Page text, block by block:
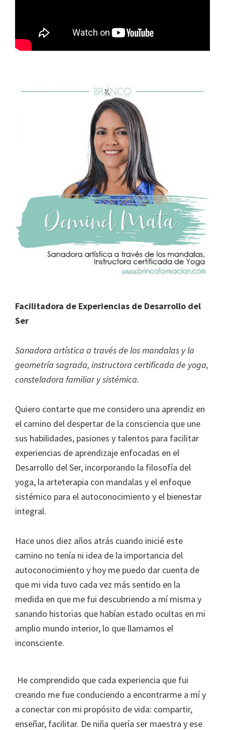
Facilitadora de Experiencias de Desarrollo del
Ser
Sanadora artística a través de los mandalas y la
geometría sagrada, instructora certificada de yoga,
consteladora familiar y sistémica.
Quiero contarte que me considero una aprendiz en
el camino del despertar de la consciencia que une
sus habilidades, pasiones y talentos para facilitar
experiencias de aprendizaje enfocadas en el
Desarrollo del Ser, incorporando la filosofía del
yoga, la arteterapia con mandalas y el enfoque
sistémico para el autoconocimiento y el bienestar
integral.
Hace unos diez años atrás cuando inicié este
camino no tenía ni idea de la importancia del
autoconocimiento y hoy me puedo dar cuenta de
que mi vida tuvo cada vez más sentido en la
medida en que me fui descubriendo a mí misma y
sanando historias que habían estado ocultas en mi
amplio mundo interior, lo que llamamos el
inconsciente.
He comprendido que cada experiencia que fui
creando me fue conduciendo a encontrarme a mí y
a conectar con mi propósito de vida: compartir,
enseñar, facilitar. De niña quería ser maestra y ese